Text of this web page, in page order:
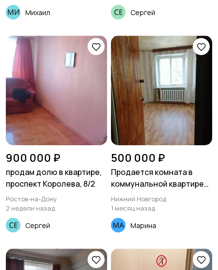
Михаил Сергей
900 000 ₽
продам долю в квартире,
проспект Королева, 8/2
Ростов-на-Дону
2 недели назад
Сергей
500 000 ₽
Продается комната в
коммунальной квартире
12м2, Автозаводский
район, ул. Дворовая, дом
33 корп.2
Нижний Новгород
1 месяц назад
Марина